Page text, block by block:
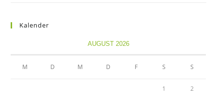
Kalender
AUGUST 2026
M D M D F S S
1 2